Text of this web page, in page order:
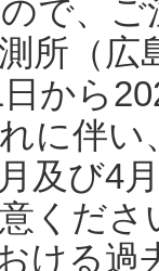
で、
所（
から
に伴い
及び4
くだ
ける過